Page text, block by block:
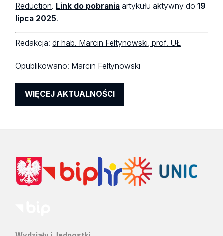
Reduction. Link do pobrania artykułu aktywny do19
lipca 2025.
Redakcja:dr hab. Marcin Feltynowski, prof. UŁ
Opublikowano: Marcin Feltynowski
WIĘCEJ AKTUALNOŚCI